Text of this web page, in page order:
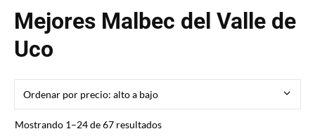
Mejores Malbec del Valle de
Uco
Mostrando 1–24 de 67 resultadosOrdenado